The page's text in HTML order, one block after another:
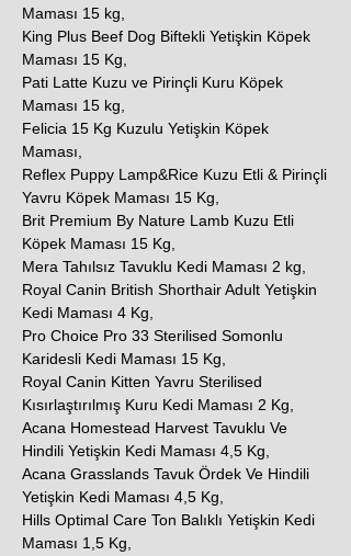
Maması 15 kg,
King Plus Beef Dog Biftekli Yetişkin Köpek
Maması 15 Kg,
Pati Latte Kuzu ve Pirinçli Kuru Köpek
Maması 15 kg,
Felicia 15 Kg Kuzulu Yetişkin Köpek
Maması,
Reflex Puppy Lamp&Rice Kuzu Etli & Pirinçli
Yavru Köpek Maması 15 Kg,
Brit Premium By Nature Lamb Kuzu Etli
Köpek Maması 15 Kg,
Mera Tahılsız Tavuklu Kedi Maması 2 kg,
Royal Canin British Shorthair Adult Yetişkin
Kedi Maması 4 Kg,
Pro Choice Pro 33 Sterilised Somonlu
Karidesli Kedi Maması 15 Kg,
Royal Canin Kitten Yavru Sterilised
Kısırlaştırılmış Kuru Kedi Maması 2 Kg,
Acana Homestead Harvest Tavuklu Ve
Hindili Yetişkin Kedi Maması 4,5 Kg,
Acana Grasslands Tavuk Ördek Ve Hindili
Yetişkin Kedi Maması 4,5 Kg,
Hills Optimal Care Ton Balıklı Yetişkin Kedi
Maması 1,5 Kg,